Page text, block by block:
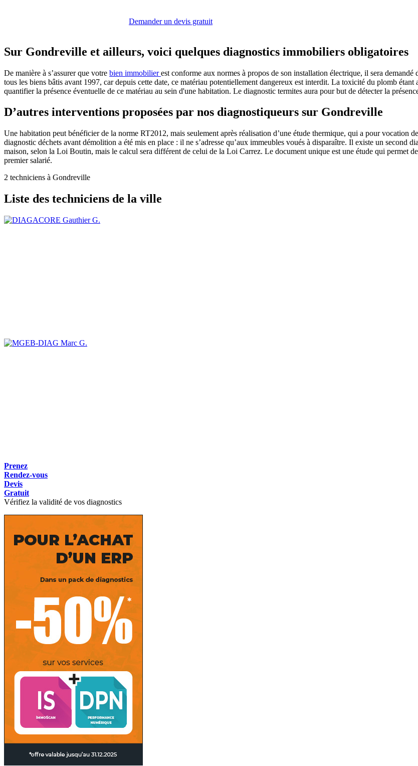
Demander un devis gratuit
Sur Gondreville et ailleurs, voici quelques diagnostics immobiliers obligatoires
De manière à s’assurer que votre bien immobilierest conforme aux normes à propos de son installation électrique, il sera
tous les biens bâtis avant 1997, car depuis cette date, ce matériau potentiellement dangereux est interdit. La toxicité du plomb
quantifier la présence éventuelle de ce matériau au sein d'une habitation. Le diagnostic termites aura pour but de détecter la
D’autres interventions proposées par nos diagnostiqueurs sur Gondreville
Une habitation peut bénéficier de la norme RT2012, mais seulement après réalisation d’une étude thermique, qui a pour vocation
diagnostic déchets avant démolition a été mis en place : il ne s’adresse qu’aux immeubles voués à disparaître. Il existe un second
maison, selon la Loi Boutin, mais le calcul sera différent de celui de la Loi Carrez. Le document unique est une étude qui permet
premier salarié.
2 techniciens à Gondreville
Liste des techniciens de la ville
Gauthier G.
Marc G.
Prenez
Rendez-vous
Devis
Gratuit
Vérifiez la validité de vos diagnostics